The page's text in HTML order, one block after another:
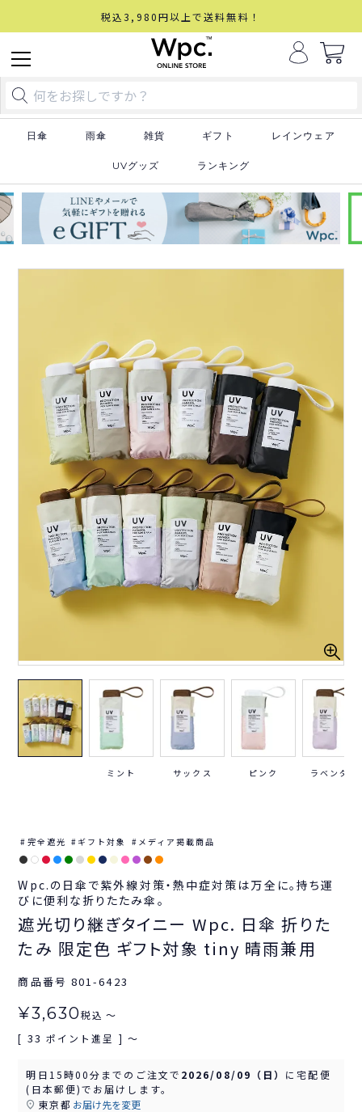
税込3,980円以上で送料無料！
日傘 雨傘 雑貨 ギフト レインウェア
UVグッズ ランキング
ミント サックス ピンク ラベンダー
完全遮光 ギフト対象 メディア掲載商品
Wpc.の日傘で紫外線対策・熱中症対策は万全に。持ち運
びに便利な折りたたみ傘。
遮光切り継ぎタイニー Wpc. 日傘 折りた
たみ 限定色 ギフト対象 tiny 晴雨兼用
商品番号 801-6423
¥3,630税込 〜
[ 33 ポイント進呈 ] 〜
明日 15時00分 までのご注文で 2026/08/09（日） に宅配便
(日本郵便)でお届けします。
東京都 お届け先を変更